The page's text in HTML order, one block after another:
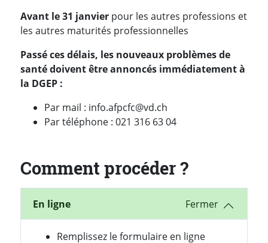
Avant le 31 janvier pour les autres professions et
les autres maturités professionnelles
Passé ces délais, les nouveaux problèmes de
santé doivent être annoncés immédiatement à
la DGEP :
Par mail : info.afpcfc@vd.ch
Par téléphone : 021 316 63 04
Comment procéder ?
En ligne
Remplissez le formulaire en ligne